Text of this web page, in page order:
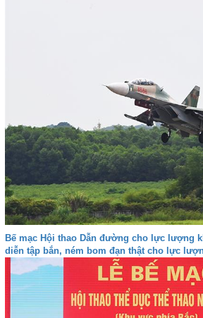
Bế mạc Hội thao Dẫn đường cho lực lượng
diễn tập bắn, ném bom đạn thật cho lực